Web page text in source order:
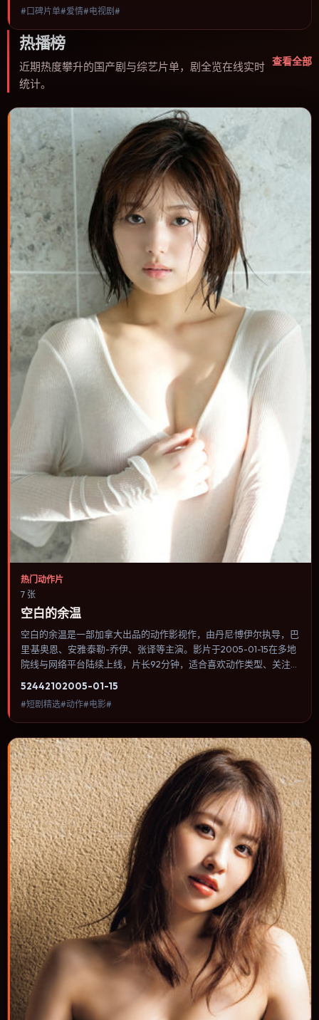
焦人物选择与情节推进，节奏与视听语言统一，可作为休闲观影或类
型片补片的选择。
#口碑片单#爱情#电视剧#
热播榜
近期热度攀升的国产剧与综艺片单，剧全览在线实时
统计。
查看全部
热门动作片
7 张
空白的余温
空白的余温是一部加拿大出品的动作影视作，由丹尼·博伊尔执导，巴
里·基奥恩、安雅·泰勒-乔伊、张译等主演。影片于2005-01-15在多地
院线与网络平台陆续上线，片长92分钟，适合喜欢动作类型、关注人
视听语言统一，可作为休闲观影或类型片补片的选择。
52442102005-01-15
#短剧精选#动作#电影#